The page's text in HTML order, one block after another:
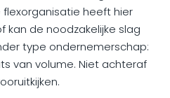
flexorganisatie heeft hier
de noodzakelijke slag
type ondernemerschap:
van volume. Niet achteraf